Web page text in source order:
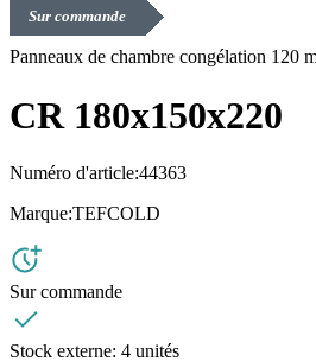
Sur commande
Panneaux de chambre congélation 120
CR 180x150x220
Numéro d'article:44363
Marque:TEFCOLD
Sur commande
Stock externe: 4 unités